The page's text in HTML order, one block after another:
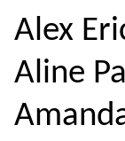
Alex
Aline